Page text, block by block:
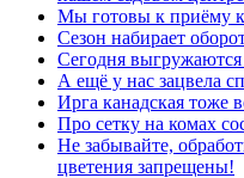
Мы готовы к приёму
Сезон набирает
Сегодня
А ещё у нас зацвела
Ирга канадская тоже
Про сетку на комах
Не забывайте,
цветения запрещены!